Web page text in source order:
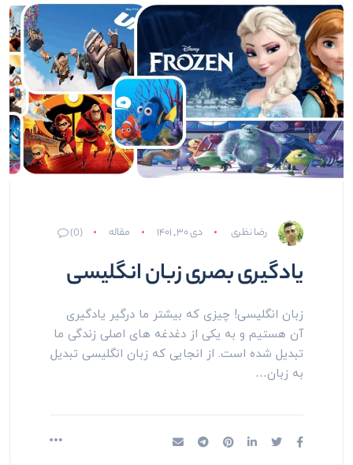
رضا نظری دی ۳۰, ۱۴۰۱ مقاله (0)
یادگیری بصری زبان انگلیسی
زبان انگلیسی! چیزی که بیشتر ما درگیر یادگیری
آن هستیم و به یکی از دغدغه های اصلی زندگی ما
تبدیل شده است. از انجایی که زبان انگلیسی تبدیل
به زبان…